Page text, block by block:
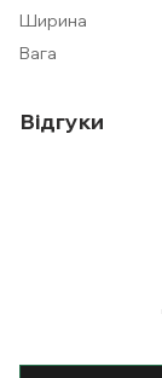
Ширина
Вага
Відгуки